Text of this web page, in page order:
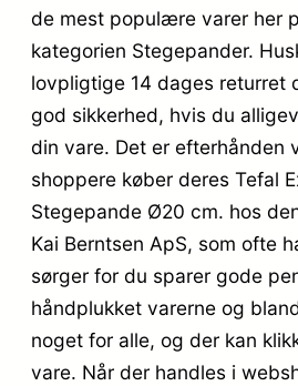
de mest populære varer her
kategorien Stegepander.
lovpligtige 14 dages returret
god sikkerhed, hvis du
din vare. Det er efterhånden
shoppere køber deres Tefal
Stegepande Ø20 cm. hos
Kai Berntsen ApS, som ofte
sørger for du sparer gode
håndplukket varerne og
noget for alle, og der kan
vare. Når der handles i